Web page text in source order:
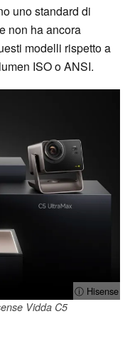
uno standard di
non ha ancora
modelli rispetto a
ISO o ANSI.
ⓘ Hisense
Vidda C5